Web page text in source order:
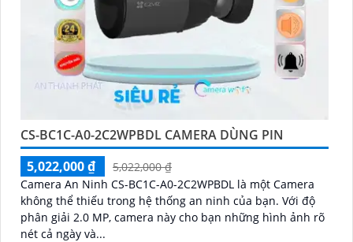
CS-BC1C-A0-2C2WPBDL CAMERA DÙNG PIN
5,022,000 ₫
5,022,000 ₫
Camera An Ninh CS-BC1C-A0-2C2WPBDL là một Camera
không thể thiếu trong hệ thống an ninh của bạn. Với độ
phân giải 2.0 MP, camera này cho bạn những hình ảnh rõ
nét cả ngày và...